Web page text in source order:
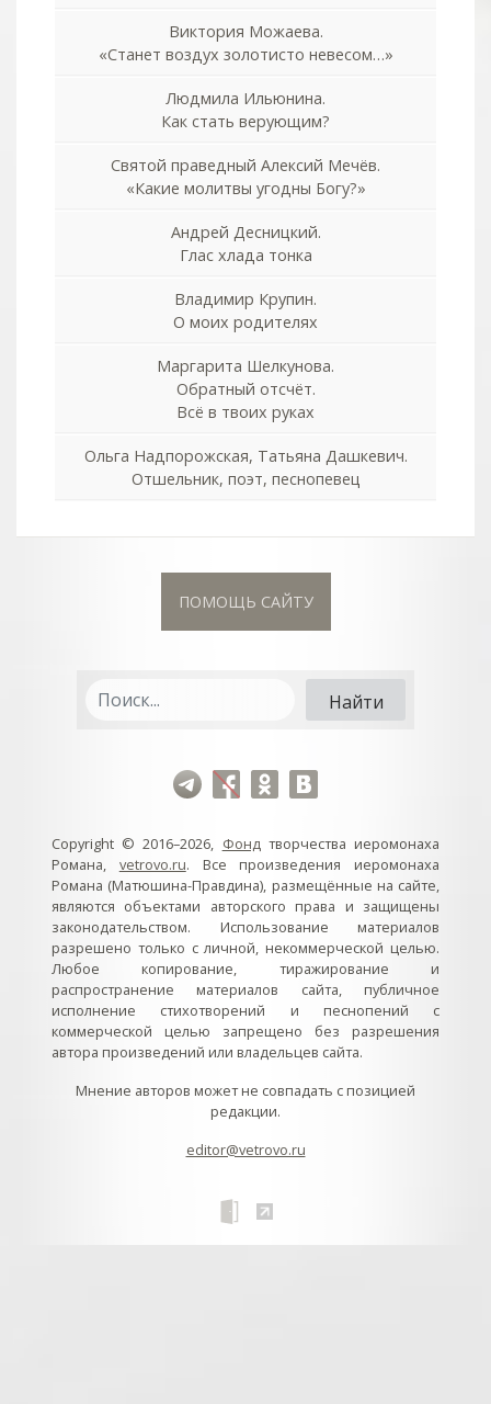
Виктория Можаева.
«Станет воздух золотисто невесом…»
Людмила Ильюнина.
Как стать верующим?
Святой праведный Алексий Мечёв.
«Какие молитвы угодны Богу?»
Андрей Десницкий.
Глас хлада тонка
Владимир Крупин.
О моих родителях
Маргарита Шелкунова.
Обратный отсчёт.
Всё в твоих руках
Ольга Надпорожская, Татьяна Дашкевич.
Отшельник, поэт, песнопевец
ПОМОЩЬ САЙТУ
Copyright © 2016–2026, Фонд творчества иеромонаха
Романа, vetrovo.ru. Все произведения иеромонаха
Романа (Матюшина-Правдина), размещённые на сайте,
являются объектами авторского права и защищены
законодательством. Использование материалов
разрешено только с личной, некоммерческой целью.
Любое копирование, тиражирование и
распространение материалов сайта, публичное
исполнение стихотворений и песнопений с
коммерческой целью запрещено без разрешения
автора произведений или владельцев сайта.
Мнение авторов может не совпадать с позицией
редакции.
editor@vetrovo.ru